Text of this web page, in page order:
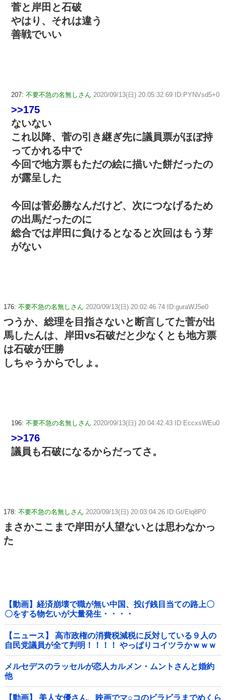
菅と岸田と石破
やはり、それは違う
善戦でいい
207: 不要不急の名無しさん 2020/09/13(日) 20:05:32.69 ID:PYNVsd5+0
>>175
ないない
これ以降、菅の引き継ぎ先に議員票がほぼ持
ってかれる中で
今回で地方票もただの絵に描いた餅だったの
が露呈した
今回は菅必勝なんだけど、次につなげるため
の出馬だったのに
総合では岸田に負けるとなると次回はもう芽
がない
176: 不要不急の名無しさん 2020/09/13(日) 20:02:46.74 ID:guraWJ5e0
つうか、総理を目指さないと断言してた菅が出
馬したんは、岸田vs石破だと少なくとも地方票
は石破が圧勝
しちゃうからでしょ。
196: 不要不急の名無しさん 2020/09/13(日) 20:04:42.43 ID:EccxsWEu0
>>176
議員も石破になるからだってさ。
178: 不要不急の名無しさん 2020/09/13(日) 20:03:04.26 ID:Gt/Elq8P0
まさかここまで岸田が人望ないとは思わなかっ
た
【動画】経済崩壊で職が無い中国、投げ銭目当ての路上〇
〇をする物乞いが大量発生・・・・
【ニュース】 高市政権の消費税減税に反対している９人の
自民党議員が全て判明！！！！ やっぱりコイツラかｗｗｗ
ｗｗ
メルセデスのラッセルが恋人カルメン・ムントさんと婚約
他
【動画】 美人女優さん、映画でマ○コのビラビラまでめくら